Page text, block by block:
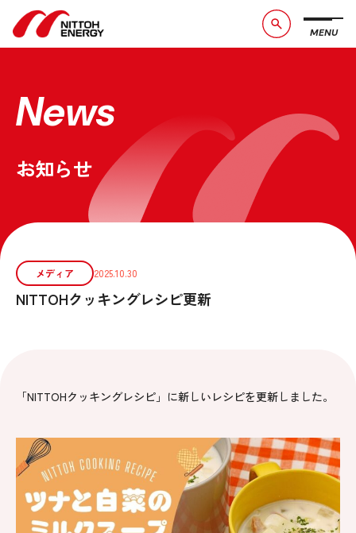
MENU
ブランドメッセージ
事業紹介
お問い合わせ
サービスサイト
News
お知らせ
メディア 2025.10.30
NITTOHクッキングレシピ更新
「NITTOHクッキングレシピ」に新しいレシピを更新しました。